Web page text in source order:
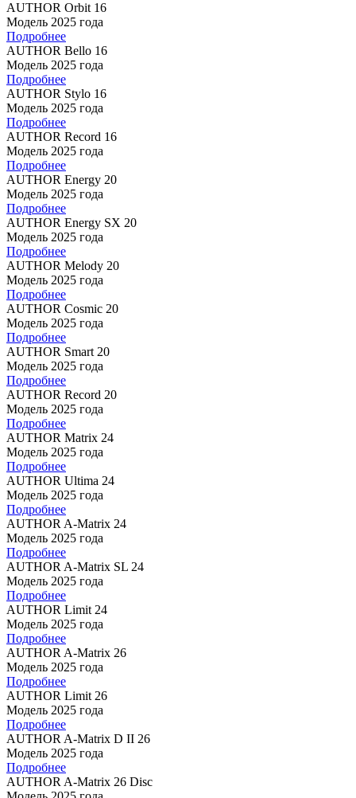
AUTHOR Orbit 16
Модель 2025 года
Подробнее
AUTHOR Bello 16
Модель 2025 года
Подробнее
AUTHOR Stylo 16
Модель 2025 года
Подробнее
AUTHOR Record 16
Модель 2025 года
Подробнее
AUTHOR Energy 20
Модель 2025 года
Подробнее
AUTHOR Energy SX 20
Модель 2025 года
Подробнее
AUTHOR Melody 20
Модель 2025 года
Подробнее
AUTHOR Cosmic 20
Модель 2025 года
Подробнее
AUTHOR Smart 20
Модель 2025 года
Подробнее
AUTHOR Record 20
Модель 2025 года
Подробнее
AUTHOR Matrix 24
Модель 2025 года
Подробнее
AUTHOR Ultima 24
Модель 2025 года
Подробнее
AUTHOR A-Matrix 24
Модель 2025 года
Подробнее
AUTHOR A-Matrix SL 24
Модель 2025 года
Подробнее
AUTHOR Limit 24
Модель 2025 года
Подробнее
AUTHOR A-Matrix 26
Модель 2025 года
Подробнее
AUTHOR Limit 26
Модель 2025 года
Подробнее
AUTHOR A-Matrix D II 26
Модель 2025 года
Подробнее
AUTHOR A-Matrix 26 Disc